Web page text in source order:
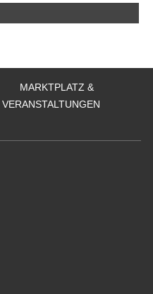
MARKTPLATZ &
VERANSTALTUNGEN